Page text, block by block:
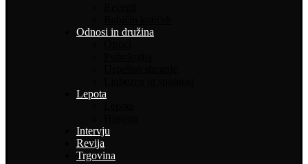
Odnosi in družina
Lepota
Intervju
Revija
Trgovina